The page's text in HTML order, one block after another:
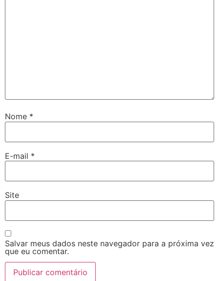
Nome *
E-mail *
Site
Salvar meus dados neste navegador para a próxima vez
que eu comentar.